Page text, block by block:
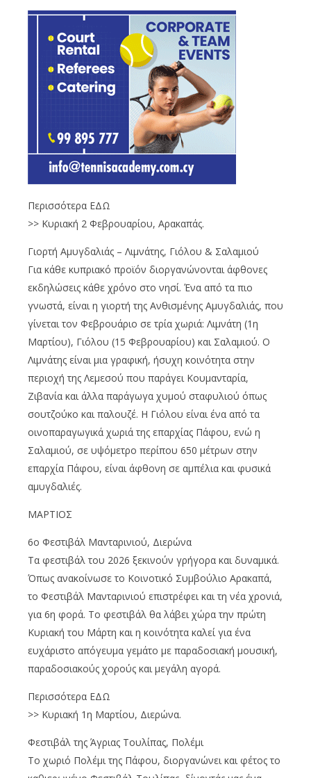
Περισσότερα ΕΔΩ
>> Κυριακή 2 Φεβρουαρίου, Αρακαπάς.
Γιορτή Aμυγδαλιάς – Λιμνάτης, Γιόλου & Σαλαμιού
Για κάθε κυπριακό προϊόν διοργανώνονται άφθονες
εκδηλώσεις κάθε χρόνο στο νησί. Ένα από τα πιο
γνωστά, είναι η γιορτή της Ανθισμένης Αμυγδαλιάς, που
γίνεται τον Φεβρουάριο σε τρία χωριά: Λιμνάτη (1η
Μαρτίου), Γιόλου (15 Φεβρουαρίου) και Σαλαμιού. Ο
Λιμνάτης είναι μια γραφική, ήσυχη κοινότητα στην
περιοχή της Λεμεσού που παράγει Κουμανταρία,
Ζιβανία και άλλα παράγωγα χυμού σταφυλιού όπως
σουτζούκο και παλουζέ. Η Γιόλου είναι ένα από τα
οινοπαραγωγικά χωριά της επαρχίας Πάφου, ενώ η
Σαλαμιού, σε υψόμετρο περίπου 650 μέτρων στην
επαρχία Πάφου, είναι άφθονη σε αμπέλια και φυσικά
αμυγδαλιές.
ΜΑΡΤΙΟΣ
6ο Φεστιβάλ Μανταρινιού, Διερώνα
Τα φεστιβάλ του 2026 ξεκινούν γρήγορα και δυναμικά.
Όπως ανακοίνωσε το Κοινοτικό Συμβούλιο Αρακαπά,
το Φεστιβάλ Μανταρινιού επιστρέφει και τη νέα χρονιά,
για 6η φορά. Το φεστιβάλ θα λάβει χώρα την πρώτη
Κυριακή του Μάρτη και η κοινότητα καλεί για ένα
ευχάριστο απόγευμα γεμάτο με παραδοσιακή μουσική,
παραδοσιακούς χορούς και μεγάλη αγορά.
Περισσότερα ΕΔΩ
>> Κυριακή 1η Μαρτίου, Διερώνα.
Φεστιβάλ της Άγριας Τουλίπας, Πολέμι
Το χωριό Πολέμι της Πάφου, διοργανώνει και φέτος το